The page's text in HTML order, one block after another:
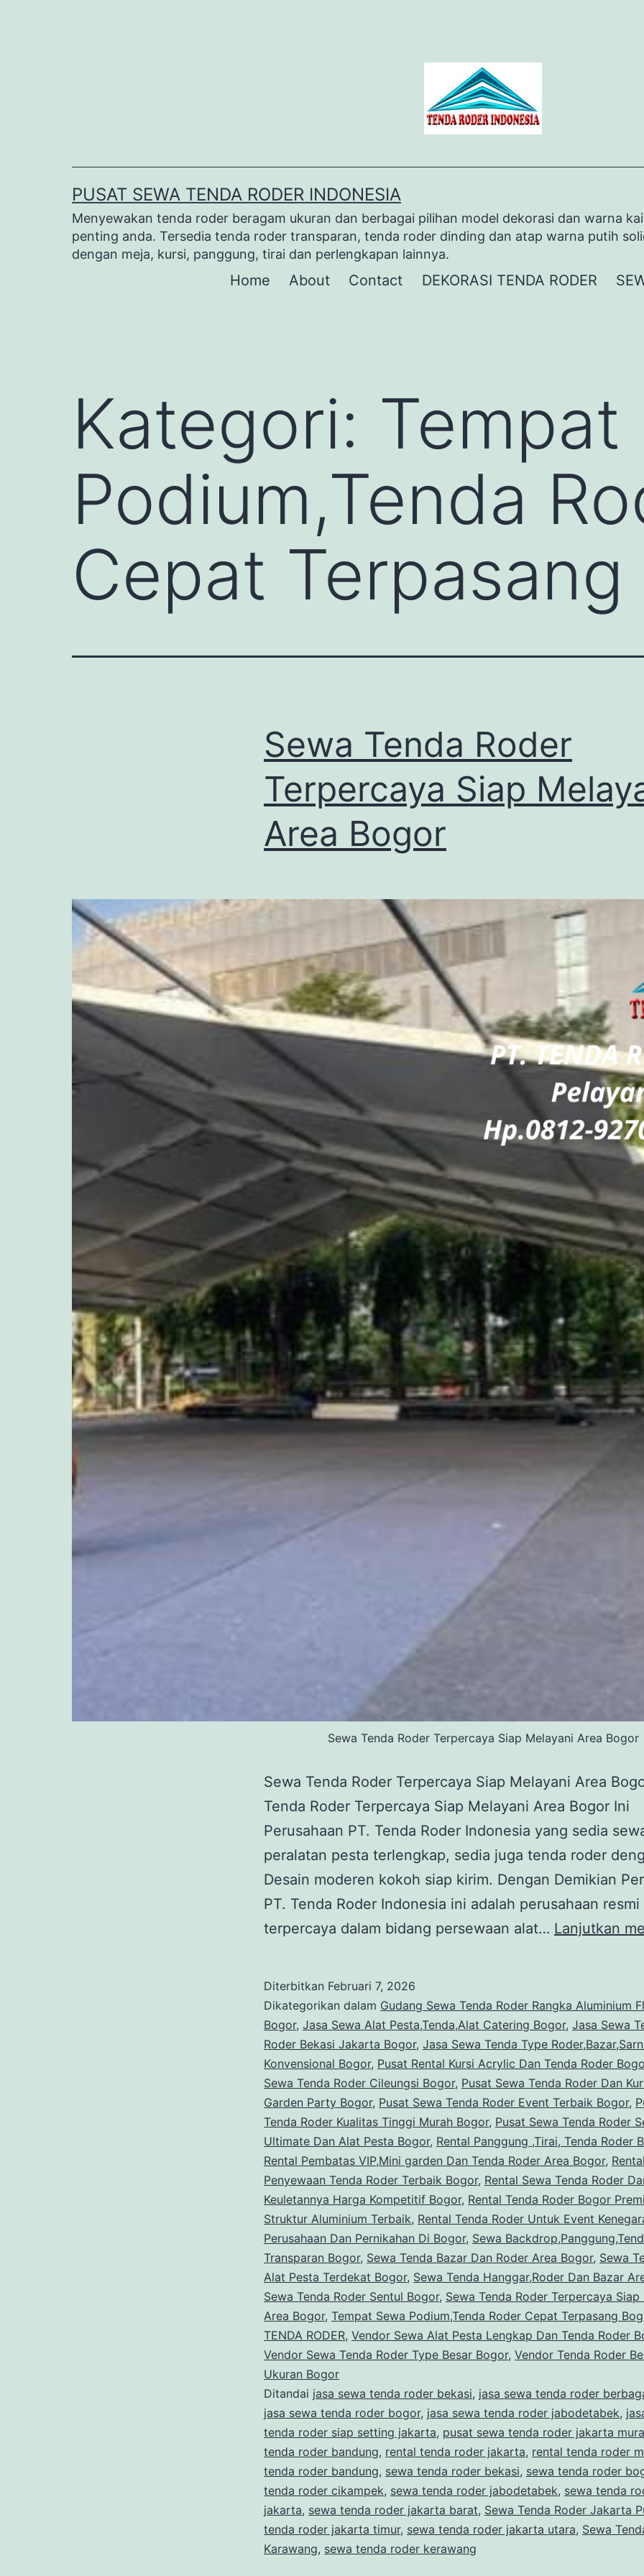
PUSAT SEWA TENDA RODER INDONESIA
Menyewakan tenda roder beragam ukuran dan berbagai pilihan model dekorasi dan warna
penting anda. Tersedia tenda roder transparan, tenda roder dinding dan atap warna putih
dengan meja, kursi, panggung, tirai dan perlengkapan lainnya.
Home About Contact DEKORASI TENDA RODER
Kategori: Tempat
Podium,Tenda
Cepat
Sewa Tenda Roder
Terpercaya Siap
Area Bogor
Sewa Tenda Roder Terpercaya Siap Melayani Area Bogor
Sewa Tenda Roder Terpercaya Siap Melayani Area
Tenda Roder Terpercaya Siap Melayani Area Bogor Ini
Perusahaan PT. Tenda Roder Indonesia yang sedia
peralatan pesta terlengkap, sedia juga tenda roder
Desain moderen kokoh siap kirim. Dengan Demikian
PT. Tenda Roder Indonesia ini adalah perusahaan resmi
terpercaya dalam bidang persewaan alat… Lanjutkan
Diterbitkan Februari 7, 2026
Dikategorikan dalam Gudang Sewa Tenda Roder Rangka Aluminium
Bogor, Jasa Sewa Alat Pesta,Tenda,Alat Catering Bogor, Jasa Sewa
Roder Bekasi Jakarta Bogor, Jasa Sewa Tenda Type
Konvensional Bogor, Pusat Rental Kursi Acrylic Dan Tenda Roder
Sewa Tenda Roder Cileungsi Bogor, Pusat Sewa Tenda Roder Dan
Garden Party Bogor, Pusat Sewa Tenda Roder Event Terbaik Bogor,
Tenda Roder Kualitas Tinggi Murah Bogor, Pusat Sewa Tenda Roder
Ultimate Dan Alat Pesta Bogor, Rental Panggung ,Tirai, Tenda Roder
Rental Pembatas VIP,Mini garden Dan Tenda Roder Area Bogor,
Penyewaan Tenda Roder Terbaik Bogor, Rental Sewa Tenda Roder
Keuletannya Harga Kompetitif Bogor, Rental Tenda Roder Bogor
Struktur Aluminium Terbaik, Rental Tenda Roder Untuk Event
Perusahaan Dan Pernikahan Di Bogor, Sewa
Transparan Bogor, Sewa Tenda Bazar Dan Roder Area Bogor, Sewa
Alat Pesta Terdekat Bogor, Sewa Tenda Hanggar,Roder Dan Bazar
Sewa Tenda Roder Sentul Bogor, Sewa Tenda Roder Terpercaya Siap
Area Bogor, Tempat Sewa Podium,Tenda Roder Cepat Terpasang
TENDA RODER, Vendor Sewa Alat Pesta Lengkap Dan Tenda Roder
Vendor Sewa Tenda Roder Type Besar Bogor, Vendor Tenda Roder
Ukuran Bogor
Ditandai jasa sewa tenda roder bekasi, jasa sewa tenda roder
jasa sewa tenda roder bogor, jasa sewa tenda roder jabodetabek,
tenda roder siap setting jakarta, pusat sewa tenda roder jakarta
tenda roder bandung, rental tenda roder jakarta, rental tenda roder
tenda roder bandung, sewa tenda roder bekasi, sewa tenda roder
tenda roder cikampek, sewa tenda roder jabodetabek, sewa tenda
jakarta, sewa tenda roder jakarta barat, Sewa Tenda Roder Jakarta
tenda roder jakarta timur, sewa tenda roder jakarta utara, Sewa
Karawang, sewa tenda roder kerawang